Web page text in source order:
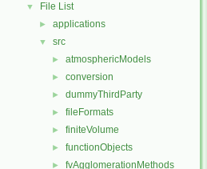
▼ File List
► applications
▼ src
► atmosphericModels
► conversion
► dummyThirdParty
► fileFormats
► finiteVolume
► functionObjects
► fvAgglomerationMethods